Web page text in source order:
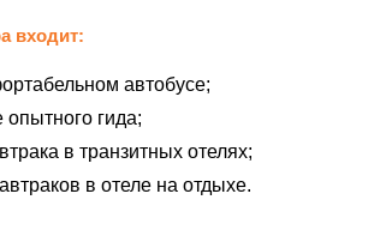
входит:
автобусе;
гида;
в транзитных отелях;
в отеле на отдыхе.